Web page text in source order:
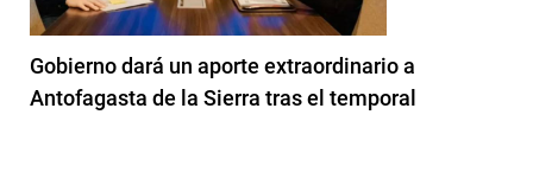
Gobierno dará un aporte extraordinario a
Antofagasta de la Sierra tras el temporal